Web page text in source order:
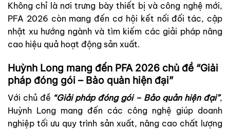
Không chỉ là nơi trưng bày thiết bị và công nghệ mới,
PFA 2026 còn mang đến cơ hội kết nối đối tác, cập
nhật xu hướng ngành và tìm kiếm các giải pháp nâng
cao hiệu quả hoạt động sản xuất.
Huỳnh Long mang đến PFA 2026 chủ đề “Giải
pháp đóng gói – Bảo quản hiện đại”
Với chủ đề “Giải pháp đóng gói – Bảo quản hiện đại”,
Huỳnh Long mang đến các công nghệ giúp doanh
nghiệp tối ưu quy trình sản xuất, nâng cao chất lượng